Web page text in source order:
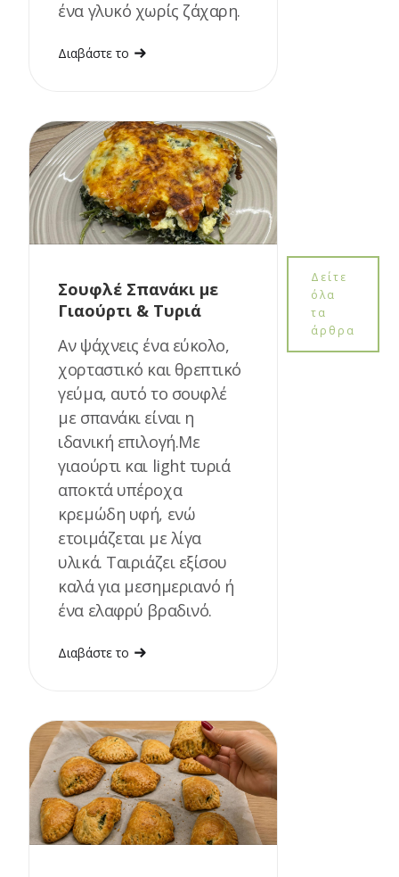
ένα γλυκό χωρίς ζάχαρη.
Διαβάστε το
Σουφλέ Σπανάκι με
Γιαούρτι & Τυριά
Αν ψάχνεις ένα εύκολο,
χορταστικό και θρεπτικό
γεύμα, αυτό το σουφλέ
με σπανάκι είναι η
ιδανική επιλογή.Με
γιαούρτι και light τυριά
αποκτά υπέροχα
κρεμώδη υφή, ενώ
ετοιμάζεται με λίγα
υλικά. Ταιριάζει εξίσου
καλά για μεσημεριανό ή
ένα ελαφρύ βραδινό.
Διαβάστε το
Δείτε
όλα
τα
άρθρα